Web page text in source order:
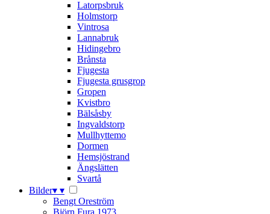
Latorpsbruk
Holmstorp
Vintrosa
Lannabruk
Hidingebro
Brånsta
Fjugesta
Fjugesta grusgrop
Gropen
Kvistbro
Bälsåsby
Ingvaldstorp
Mullhyttemo
Dormen
Hemsjöstrand
Ängslätten
Svartå
Bilder▾ ▾
Bengt Oreström
Björn Fura 1973